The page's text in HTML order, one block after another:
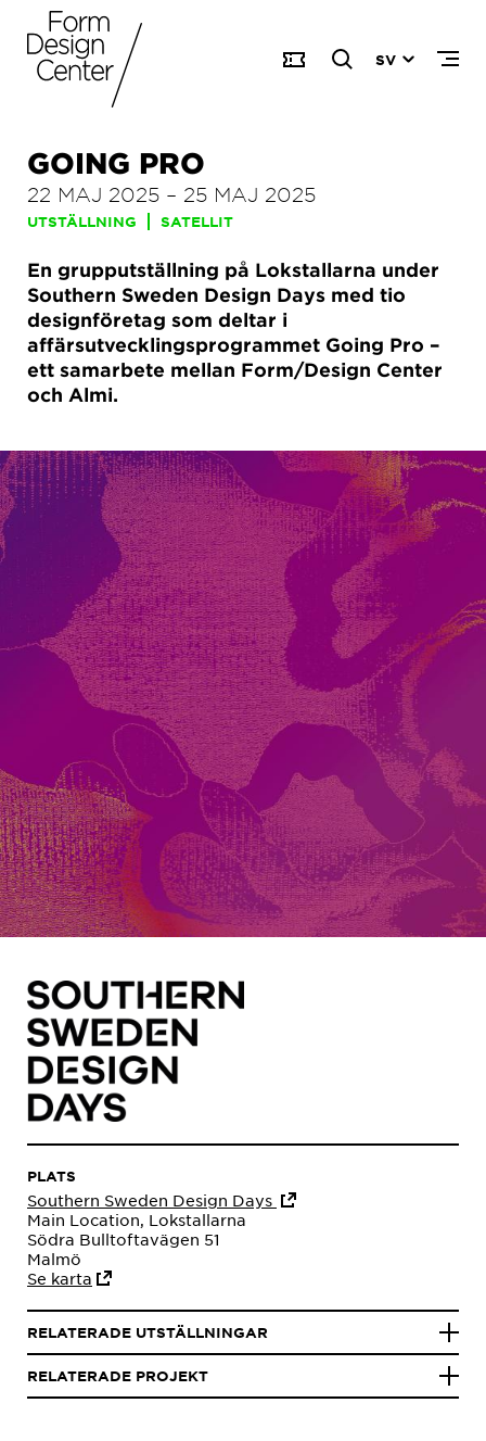
SV
GOING PRO
22 MAJ 2025 – 25 MAJ 2025
UTSTÄLLNING SATELLIT
En grupputställning på Lokstallarna under
Southern Sweden Design Days med tio
designföretag som deltar i
affärsutvecklingsprogrammet Going Pro –
ett samarbete mellan Form/Design Center
och Almi.
PLATS
Southern Sweden Design Days
Main Location, Lokstallarna
Södra Bulltoftavägen 51
Malmö
Se karta
RELATERADE UTSTÄLLNINGAR
RELATERADE PROJEKT